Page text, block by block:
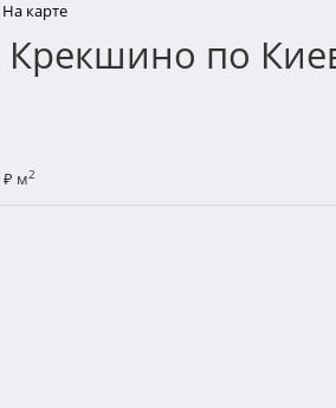
На карте
по
₽ м2